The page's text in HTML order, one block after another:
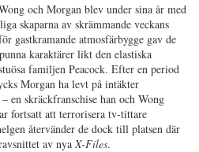
och Morgan blev under sina år med
skaparna av skrämmande veckans
gastkramande atmosfärbygge gav de
karaktärer likt den elastiska
familjen Peacock. Efter en period
Morgan ha levt på intäkter
en skräckfranschise han och Wong
fortsatt att terrorisera tv-tittare
återvänder de dock till platsen där
av nya X-Files.